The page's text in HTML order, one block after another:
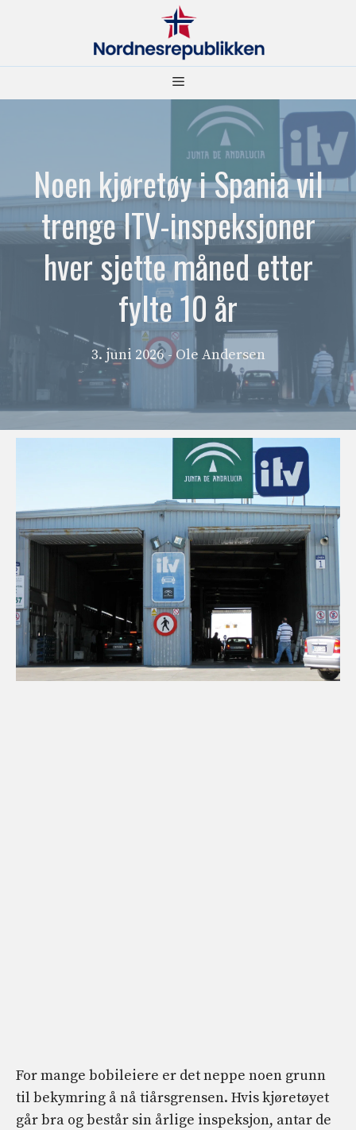
Meny
Noen kjøretøy i Spania vil
trenge ITV-inspeksjoner
hver sjette måned etter
fylte 10 år
3. juni 2026 - Ole Andersen
For mange bobileiere er det neppe noen grunn
til bekymring å nå tiårsgrensen. Hvis kjøretøyet
går bra og består sin årlige inspeksjon, antar de